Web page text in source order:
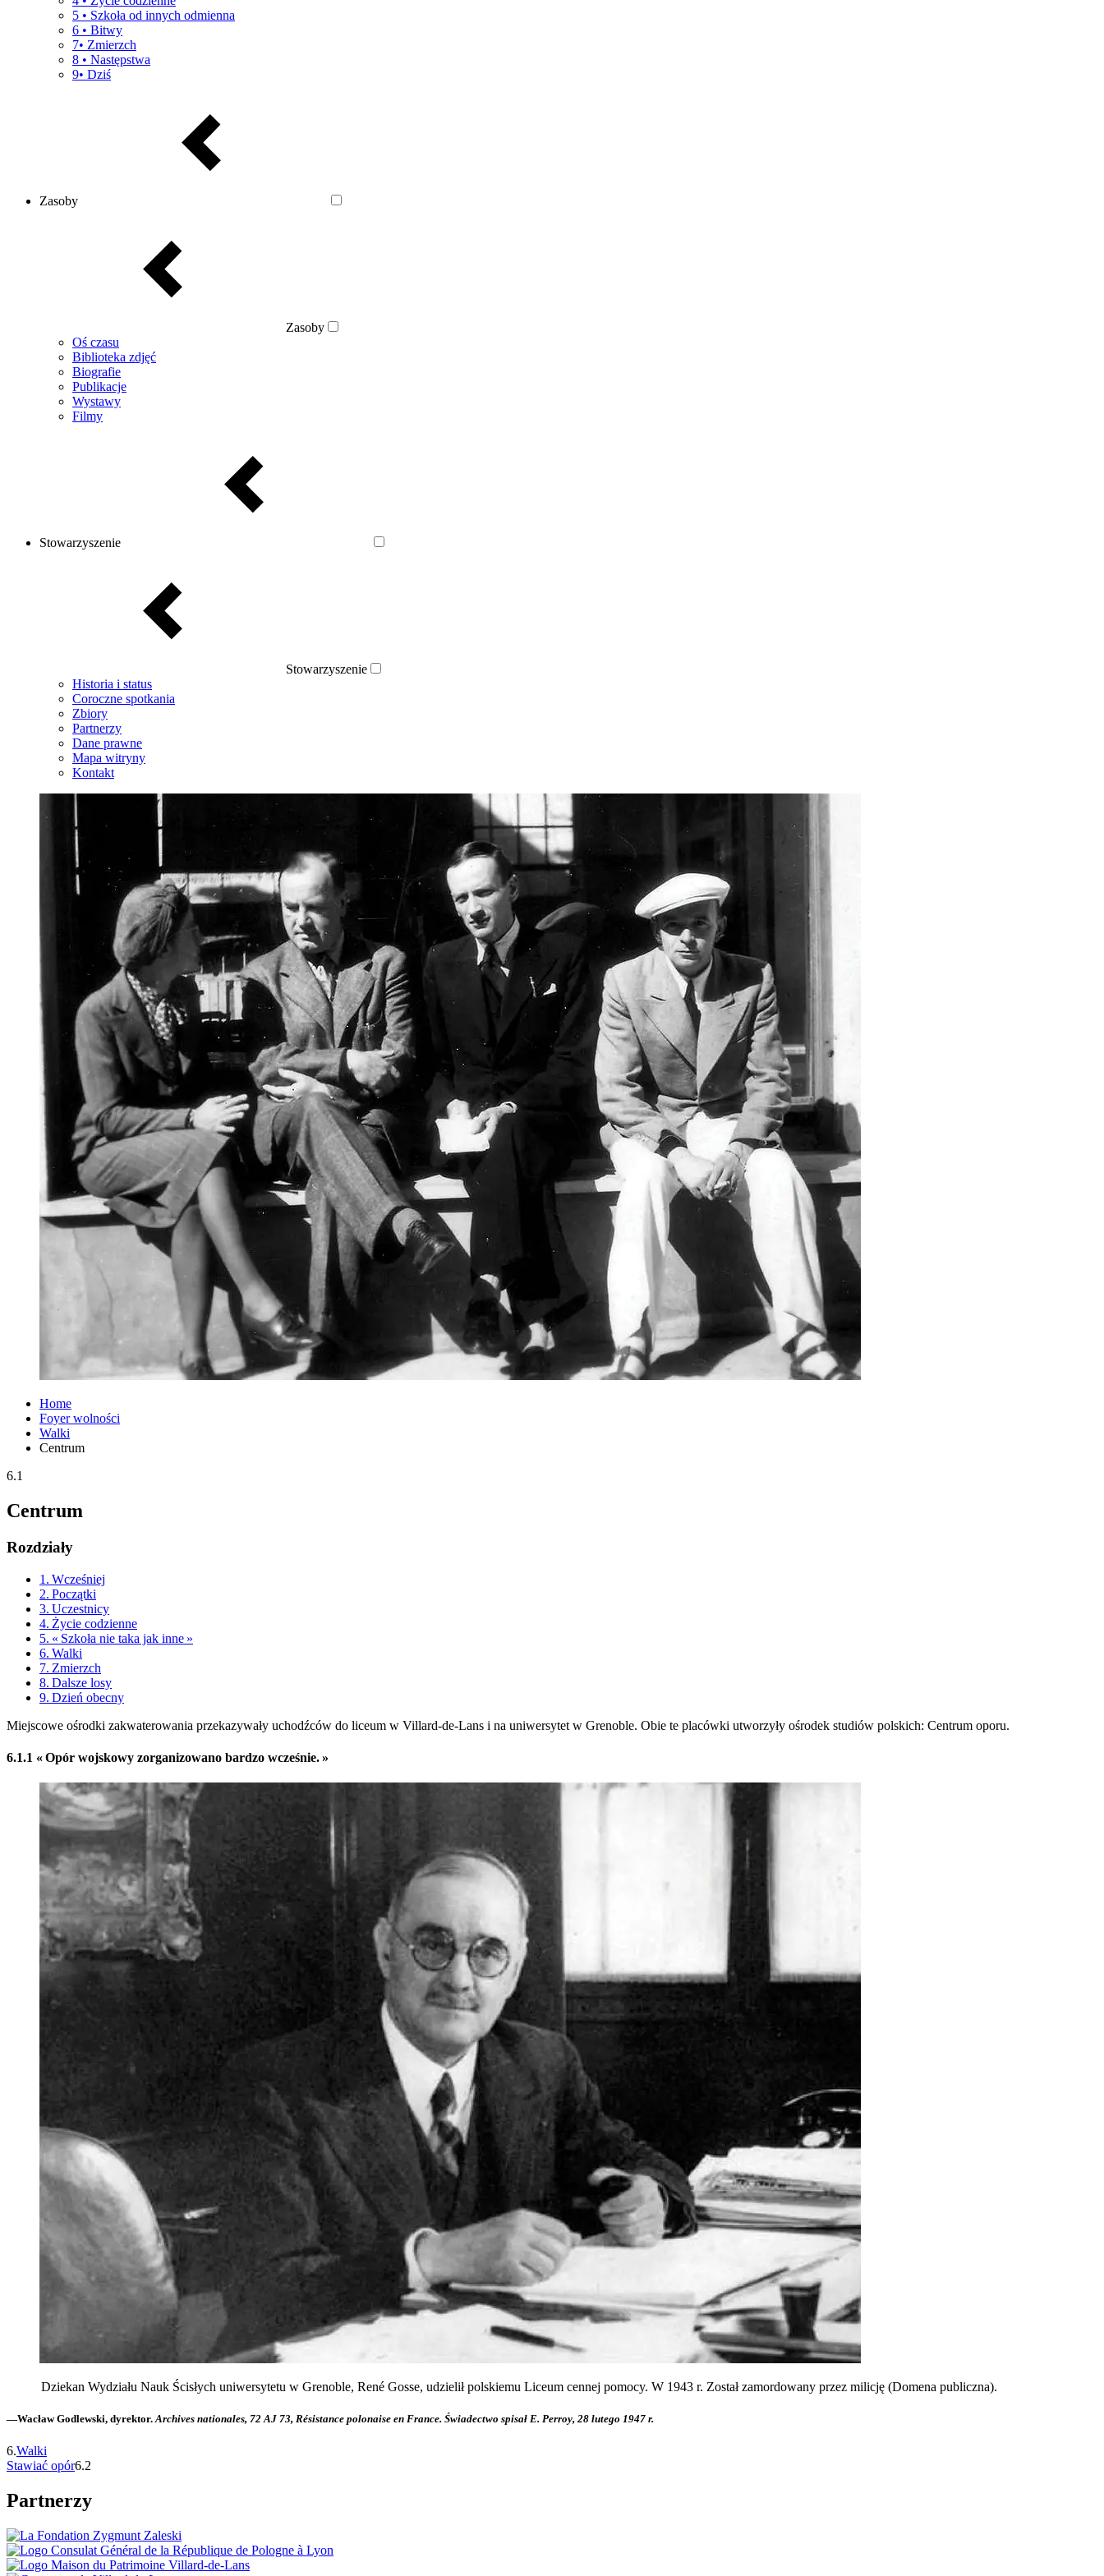
5 • Szkoła od innych odmienna
6 • Bitwy
7• Zmierzch
8 • Następstwa
9• Dziś
Zasoby
Zasoby
Oś czasu
Biblioteka zdjęć
Biografie
Publikacje
Wystawy
Filmy
Stowarzyszenie
Stowarzyszenie
Historia i status
Coroczne spotkania
Zbiory
Partnerzy
Dane prawne
Mapa witryny
Kontakt
Home
Foyer wolności
Walki
Centrum
6.1
Centrum
Rozdziały
1. Wcześniej
2. Początki
3. Uczestnicy
4. Życie codzienne
5. « Szkoła nie taka jak inne »
6. Walki
7. Zmierzch
8. Dalsze losy
9. Dzień obecny
Miejscowe ośrodki zakwaterowania przekazywały uchodźców do liceum w Villard-de-Lans i na uniwersytet w Grenoble. Obie te placówki utworzyły ośrodek studiów polskich: Centrum oporu.
6.1.1 « Opór wojskowy zorganizowano bardzo wcześnie. »
Dziekan Wydziału Nauk Ścisłych uniwersytetu w Grenoble, René Gosse, udzielił polskiemu Liceum cennej pomocy. W 1943 r. Został zamordowany przez milicję (Domena publiczna).
—Wacław Godlewski, dyrektor.Archives nationales, 72 AJ 73, Résistance polonaise en France. Świadectwo spisał E. Perroy, 28 lutego 1947 r.
6.Walki
Stawiać opór6.2
Partnerzy